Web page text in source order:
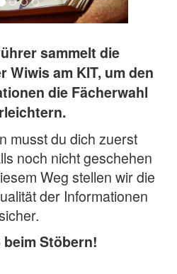
sammelt die
Wiwis am KIT, um den
die Fächerwahl
musst du dich zuerst
noch nicht geschehen
Weg stellen wir die
der Informationen
beim Stöbern!